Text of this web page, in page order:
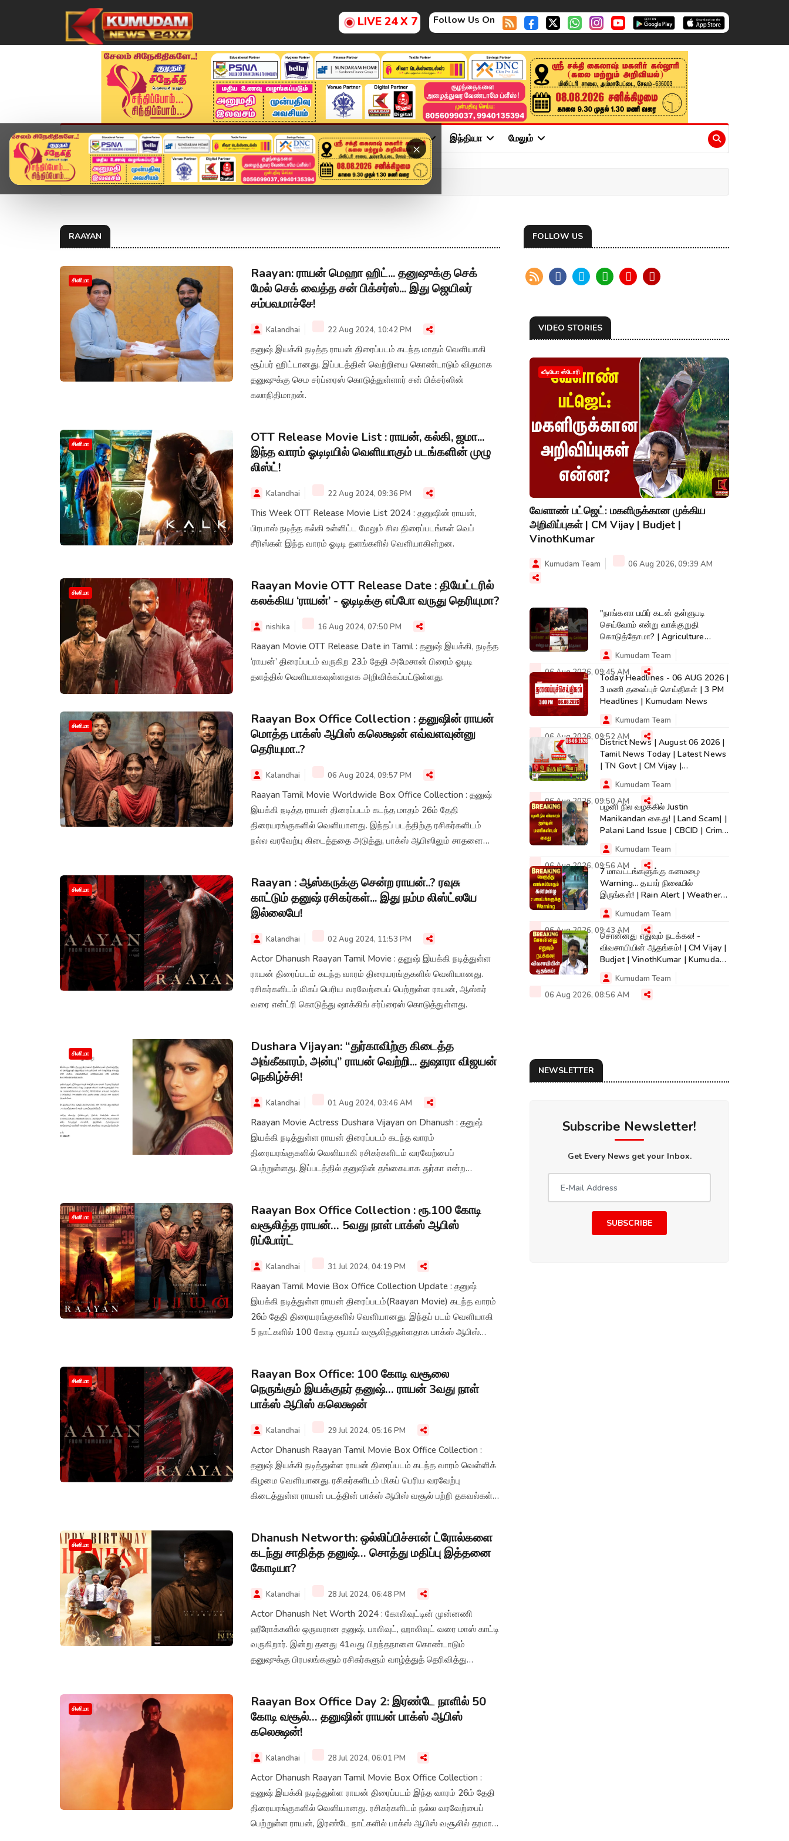
LIVE 24 X 7 Follow Us On
×
முகப்பு விளையாட்டு அண்மை தமிழ்நாடு சினிமா அரசியல் விளையாட்டு இந்தியா மேலும்
Home Topics Raayan
RAAYAN
சினிமா
Raayan: ராயன் மெஹா ஹிட்... தனுஷுக்கு செக்
மேல் செக் வைத்த சன் பிக்சர்ஸ்... இது ஜெயிலர்
சம்பவமாச்சே!
Kalandhai 22 Aug 2024, 10:42 PM
தனுஷ் இயக்கி நடித்த ராயன் திரைப்படம் கடந்த மாதம் வெளியாகி
சூப்பர் ஹிட்டானது. இப்படத்தின் வெற்றியை கொண்டாடும் விதமாக
தனுஷுக்கு செம சர்ப்ரைஸ் கொடுத்துள்ளார் சன் பிக்சர்ஸின்
கலாநிதிமாறன்.
சினிமா
OTT Release Movie List : ராயன், கல்கி, ஜமா...
இந்த வாரம் ஓடிடியில் வெளியாகும் படங்களின் முழு
லிஸ்ட்!
Kalandhai 22 Aug 2024, 09:36 PM
This Week OTT Release Movie List 2024 : தனுஷின் ராயன்,
பிரபாஸ் நடித்த கல்கி உள்ளிட்ட மேலும் சில திரைப்படங்கள் வெப்
சீரிஸ்கள் இந்த வாரம் ஓடிடி தளங்களில் வெளியாகின்றன.
சினிமா
Raayan Movie OTT Release Date : தியேட்டரில்
கலக்கிய ‘ராயன்’ - ஓடிடிக்கு எப்போ வருது தெரியுமா?
nishika 16 Aug 2024, 07:50 PM
Raayan Movie OTT Release Date in Tamil : தனுஷ் இயக்கி, நடித்த
‘ராயன்’ திரைப்படம் வருகிற 23ம் தேதி அமேசான் பிரைம் ஓடிடி
தளத்தில் வெளியாகவுள்ளதாக அறிவிக்கப்பட்டுள்ளது.
சினிமா
Raayan Box Office Collection : தனுஷின் ராயன்
மொத்த பாக்ஸ் ஆபிஸ் கலெக்ஷன் எவ்வளவுன்னு
தெரியுமா..?
Kalandhai 06 Aug 2024, 09:57 PM
Raayan Tamil Movie Worldwide Box Office Collection : தனுஷ்
இயக்கி நடித்த ராயன் திரைப்படம் கடந்த மாதம் 26ம் தேதி
திரையரங்குகளில் வெளியானது. இந்தப் படத்திற்கு ரசிகர்களிடம்
நல்ல வரவேற்பு கிடைத்ததை அடுத்து, பாக்ஸ் ஆபிஸிலும் சாதனை
சினிமா
Raayan : ஆஸ்கருக்கு சென்ற ராயன்..? ரவுசு
காட்டும் தனுஷ் ரசிகர்கள்... இது நம்ம லிஸ்ட்லயே
இல்லையே!
Kalandhai 02 Aug 2024, 11:53 PM
Actor Dhanush Raayan Tamil Movie : தனுஷ் இயக்கி நடித்துள்ள
ராயன் திரைப்படம் கடந்த வாரம் திரையரங்குகளில் வெளியானது.
ரசிகர்களிடம் மிகப் பெரிய வரவேற்பைப் பெற்றுள்ள ராயன், ஆஸ்கர்
வரை என்ட்ரி கொடுத்து ஷாக்கிங் சர்ப்ரைஸ் கொடுத்துள்ளது.
சினிமா
Dushara Vijayan: “துர்காவிற்கு கிடைத்த
அங்கீகாரம், அன்பு” ராயன் வெற்றி... துஷாரா விஜயன்
நெகிழ்ச்சி!
Kalandhai 01 Aug 2024, 03:46 AM
Raayan Movie Actress Dushara Vijayan on Dhanush : தனுஷ்
இயக்கி நடித்துள்ள ராயன் திரைப்படம் கடந்த வாரம்
திரையரங்குகளில் வெளியாகி ரசிகர்களிடம் வரவேற்பைப்
பெற்றுள்ளது. இப்படத்தில் தனுஷின் தங்கையாக துர்கா என்ற
சினிமா
Raayan Box Office Collection : ரூ.100 கோடி
வசூலித்த ராயன்… 5வது நாள் பாக்ஸ் ஆபிஸ்
ரிப்போர்ட்
Kalandhai 31 Jul 2024, 04:19 PM
Raayan Tamil Movie Box Office Collection Update : தனுஷ்
இயக்கி நடித்துள்ள ராயன் திரைப்படம்(Raayan Movie) கடந்த வாரம்
26ம் தேதி திரையரங்குகளில் வெளியானது. இந்தப் படம் வெளியாகி
5 நாட்களில் 100 கோடி ரூபாய் வசூலித்துள்ளதாக பாக்ஸ் ஆபிஸ்
சினிமா
Raayan Box Office: 100 கோடி வசூலை
நெருங்கும் இயக்குநர் தனுஷ்… ராயன் 3வது நாள்
பாக்ஸ் ஆபிஸ் கலெக்ஷன்
Kalandhai 29 Jul 2024, 05:16 PM
Actor Dhanush Raayan Tamil Movie Box Office Collection :
தனுஷ் இயக்கி நடித்துள்ள ராயன் திரைப்படம் கடந்த வாரம் வெள்ளிக்
கிழமை வெளியானது. ரசிகர்களிடம் மிகப் பெரிய வரவேற்பு
கிடைத்துள்ள ராயன் படத்தின் பாக்ஸ் ஆபிஸ் வசூல் பற்றி தகவல்கள்
சினிமா
Dhanush Networth: ஒல்லிப்பிச்சான் ட்ரோல்களை
கடந்து சாதித்த தனுஷ்… சொத்து மதிப்பு இத்தனை
கோடியா?
Kalandhai 28 Jul 2024, 06:48 PM
Actor Dhanush Net Worth 2024 : கோலிவுட்டின் முன்னணி
ஹீரோக்களில் ஒருவரான தனுஷ், பாலிவுட், ஹாலிவுட் வரை மாஸ் காட்டி
வருகிறார். இன்று தனது 41வது பிறந்தநாளை கொண்டாடும்
தனுஷுக்கு பிரபலங்களும் ரசிகர்களும் வாழ்த்துத் தெரிவித்து
சினிமா
Raayan Box Office Day 2: இரண்டே நாளில் 50
கோடி வசூல்… தனுஷின் ராயன் பாக்ஸ் ஆபிஸ்
கலெக்ஷன்!
Kalandhai 28 Jul 2024, 06:01 PM
Actor Dhanush Raayan Tamil Movie Box Office Collection :
தனுஷ் இயக்கி நடித்துள்ள ராயன் திரைப்படம் இந்த வாரம் 26ம் தேதி
திரையரங்குகளில் வெளியானது. ரசிகர்களிடம் நல்ல வரவேற்பைப்
பெற்றுள்ள ராயன், இரண்டே நாட்களில் பாக்ஸ் ஆபிஸ் வசூலில் தரமான
FOLLOW US
VIDEO STORIES
வீடியோ ஸ்டோரி
வேளாண் பட்ஜெட்: மகளிருக்கான முக்கிய
அறிவிப்புகள் | CM Vijay | Budjet |
VinothKumar
Kumudam Team 06 Aug 2026, 09:39 AM
"நாங்களா பயிர் கடன் தள்ளுபடி
செய்வோம் என்று வாக்குறுதி
கொடுத்தோமா? | Agriculture
Budget
Kumudam Team
06 Aug 2026, 09:45 AMToday Headlines - 06 AUG 2026 |
3 மணி தலைப்புச் செய்திகள் | 3 PM
Headlines | Kumudam News
Kumudam Team
06 Aug 2026, 09:52 AMDistrict News | August 06 2026 |
Tamil News Today | Latest News
| TN Govt | CM Vijay |
TVK|Tamilnadu
Kumudam Team
06 Aug 2026, 09:50 AMபழனி நில வழக்கில் Justin
Manikandan கைது! | Land Scam| |
Palani Land Issue | CBCID | Crime
News
Kumudam Team
06 Aug 2026, 09:56 AM7 மாவட்டங்களுக்கு கனமழை
Warning... தயார் நிலையில்
இருங்கள்! | Rain Alert | Weather
Update |TamilNadu
Kumudam Team
06 Aug 2026, 09:43 AMசொன்னது எதுவும் நடக்கல! -
விவசாயியின் ஆதங்கம்! | CM Vijay |
Budjet | VinothKumar | Kumudam
News
Kumudam Team
06 Aug 2026, 08:56 AM
NEWSLETTER
Subscribe Newsletter!
Get Every News get your Inbox.
SUBSCRIBE